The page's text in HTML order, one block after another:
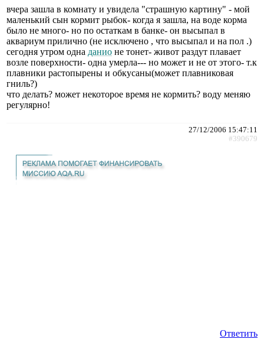
вчера зашла в комнату и увидела "страшную картину" - мой
маленький сын кормит рыбок- когда я зашла, на воде корма
было не много- но по остаткам в банке- он высыпал в
аквариум прилично (не исключено , что высыпал и на пол .)
сегодня утром одна данио не тонет- живот раздут плавает
возле поверхности- одна умерла--- но может и не от этого- т.к
плавники растопырены и обкусаны(может плавниковая
гниль?)
что делать? может некоторое время не кормить? воду меняю
регулярно!
27/12/2006 15:47:11
#390679
Ответить